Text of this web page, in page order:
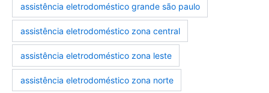
assistência eletrodoméstico grande são paulo
assistência eletrodoméstico zona central
assistência eletrodoméstico zona leste
assistência eletrodoméstico zona norte